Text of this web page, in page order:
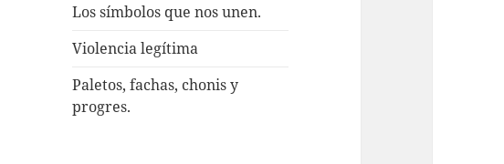
Los símbolos que nos unen.
Violencia legítima
Paletos, fachas, chonis y
progres.